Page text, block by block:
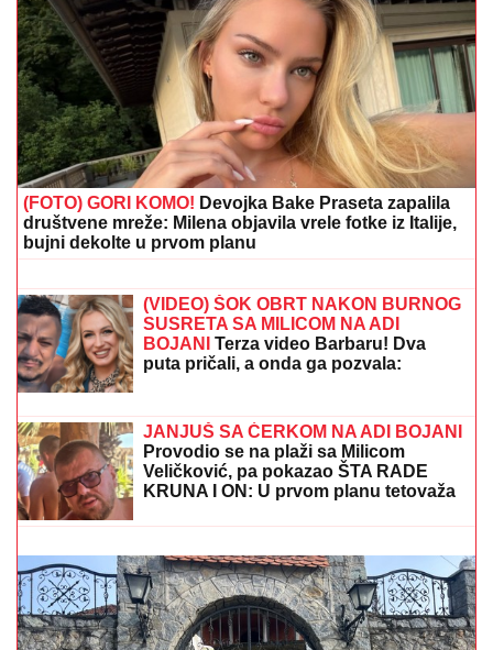
BIVŠI FUDBALER JE OVAKO INVESTIRAO
ZARAĐENE MILIONEKupio staru kuću u Igalu i
otvorio restoran na Bojani, a evo šta je pripalo bivšoj
supruzi posle razvoda
MILICA NAMAMILA PEKARA (73)
ZBOG INTIMNIH ODNOSA, PA GA
ZVERSKI MUČILA DO SMRTI!
Karaburmi koji LEDE KRV: Izdahnuo u
najgorim mukama dok su ga
osumnjičeni pljačkali
"Dvadeset dana me je molio i kleo se"
Filipu Caru PREKIPELO, pred svima
otkrio šta se krije iza odnosa Kristijana